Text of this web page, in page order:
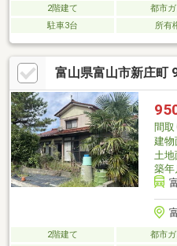
2階建て 都市
駐車3台
所有
富山県富山市新庄町
間取
建物
土地
築年
2階建て 都市